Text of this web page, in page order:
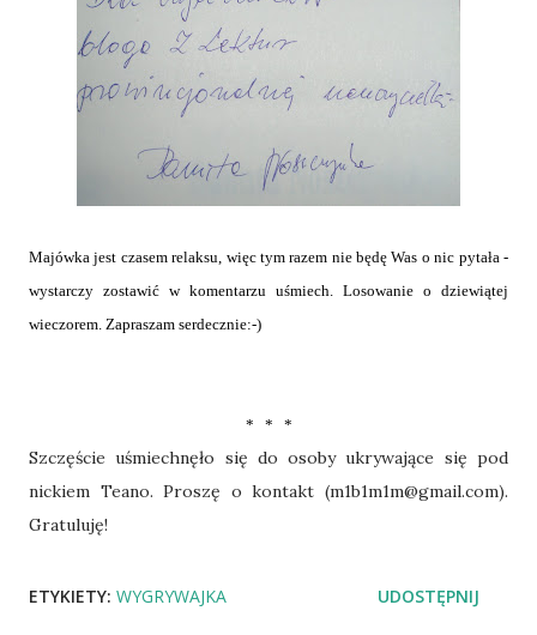
Majówka jest czasem relaksu, więc tym razem nie będę Was o nic pytała -
wystarczy zostawić w komentarzu uśmiech. Losowanie o dziewiątej
wieczorem. Zapraszam serdecznie:-)
* * *
Szczęście uśmiechnęło się do osoby ukrywające się pod
nickiem Teano. Proszę o kontakt (m1b1m1m@gmail.com).
Gratuluję!
ETYKIETY: WYGRYWAJKA UDOSTĘPNIJ